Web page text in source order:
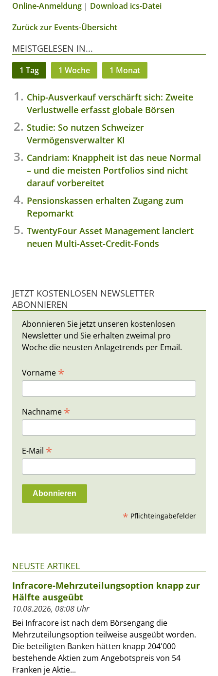
Online-Anmeldung | Download ics-Datei
Zurück zur Events-Übersicht
MEISTGELESEN IN...
1 Tag 1 Woche 1 Monat
Chip-Ausverkauf verschärft sich: Zweite
Verlustwelle erfasst globale Börsen
Studie: So nutzen Schweizer
Vermögensverwalter KI
Candriam: Knappheit ist das neue Normal
– und die meisten Portfolios sind nicht
darauf vorbereitet
Pensionskassen erhalten Zugang zum
Repomarkt
TwentyFour Asset Management lanciert
neuen Multi-Asset-Credit-Fonds
JETZT KOSTENLOSEN NEWSLETTER
ABONNIEREN
Abonnieren Sie jetzt unseren kostenlosen
Newsletter und Sie erhalten zweimal pro
Woche die neusten Anlagetrends per Email.
Vorname *
Nachname *
E-Mail *
* Pflichteingabefelder
NEUSTE ARTIKEL
Infracore-Mehrzuteilungsoption knapp zur
Hälfte ausgeübt
10.08.2026, 08:08 Uhr
Bei Infracore ist nach dem Börsengang die
Mehrzuteilungsoption teilweise ausgeübt worden.
Die beteiligten Banken hätten knapp 204'000
bestehende Aktien zum Angebotspreis von 54
Franken je Aktie...